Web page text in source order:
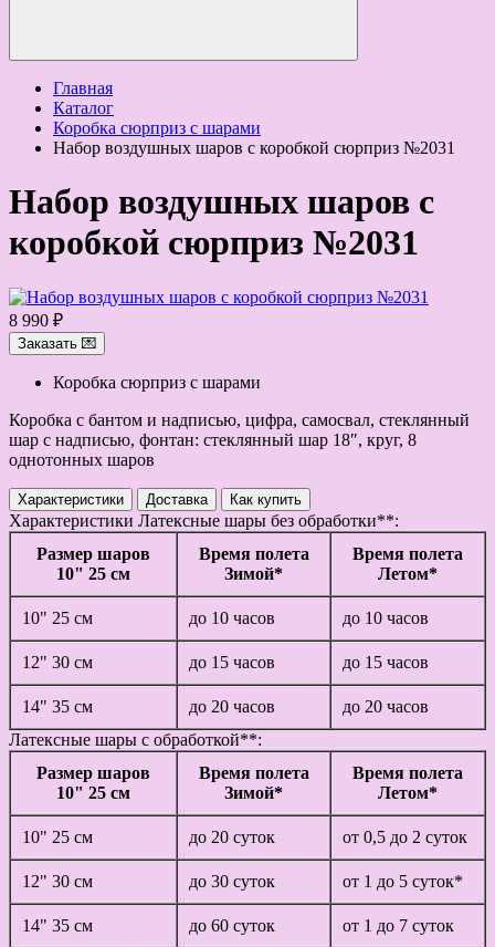
Главная
Каталог
Коробка сюрприз с шарами
Набор воздушных шаров с коробкой сюрприз №2031
Набор воздушных шаров с
коробкой сюрприз №2031
8 990 ₽
Заказать 💌
Коробка сюрприз с шарами
Коробка с бантом и надписью, цифра, самосвал, стеклянный
шар с надписью, фонтан: стеклянный шар 18″, круг, 8
однотонных шаров
Характеристики Доставка Как купить
Характеристики Латексные шары без обработки**:
Размер шаров
10" 25 см
Время полета
Зимой*
Время полета
Летом*
10" 25 см до 10 часов до 10 часов
12" 30 см до 15 часов до 15 часов
14" 35 см до 20 часов
до 20 часов
Латексные шары с обработкой**:
Размер шаров
10" 25 см
Время полета
Зимой*
Время полета
Летом*
10" 25 см до 20 суток от 0,5 до 2 суток
12" 30 см до 30 суток от 1 до 5 суток*
14" 35 см до 60 суток
от 1 до 7 суток